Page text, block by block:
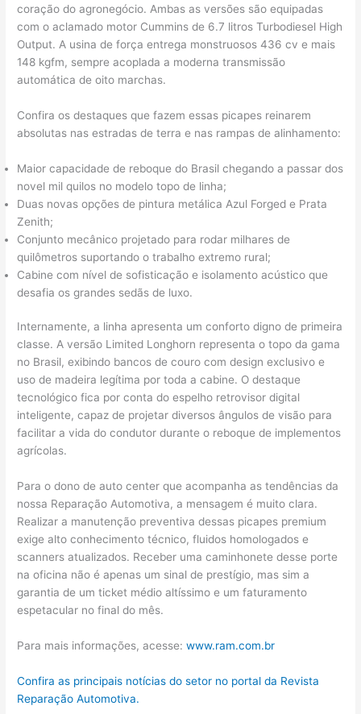
coração do agronegócio. Ambas as versões são equipadas
com o aclamado motor Cummins de 6.7 litros Turbodiesel High
Output. A usina de força entrega monstruosos 436 cv e mais
148 kgfm, sempre acoplada a moderna transmissão
automática de oito marchas.
Confira os destaques que fazem essas picapes reinarem
absolutas nas estradas de terra e nas rampas de alinhamento:
Maior capacidade de reboque do Brasil chegando a passar dos
novel mil quilos no modelo topo de linha;
Duas novas opções de pintura metálica Azul Forged e Prata
Zenith;
Conjunto mecânico projetado para rodar milhares de
quilômetros suportando o trabalho extremo rural;
Cabine com nível de sofisticação e isolamento acústico que
desafia os grandes sedãs de luxo.
Internamente, a linha apresenta um conforto digno de primeira
classe. A versão Limited Longhorn representa o topo da gama
no Brasil, exibindo bancos de couro com design exclusivo e
uso de madeira legítima por toda a cabine. O destaque
tecnológico fica por conta do espelho retrovisor digital
inteligente, capaz de projetar diversos ângulos de visão para
facilitar a vida do condutor durante o reboque de implementos
agrícolas.
Para o dono de auto center que acompanha as tendências da
nossa Reparação Automotiva, a mensagem é muito clara.
Realizar a manutenção preventiva dessas picapes premium
exige alto conhecimento técnico, fluidos homologados e
scanners atualizados. Receber uma caminhonete desse porte
na oficina não é apenas um sinal de prestígio, mas sim a
garantia de um ticket médio altíssimo e um faturamento
espetacular no final do mês.
Para mais informações, acesse:www.ram.com.br
Confira as principais notícias do setor no portal da Revista
Reparação Automotiva.